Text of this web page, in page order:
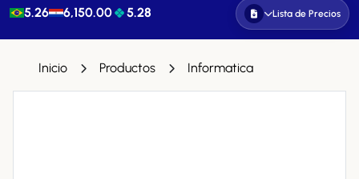
5.26 6,150.00 5.28 Lista de Precios
Inicio Productos Informatica